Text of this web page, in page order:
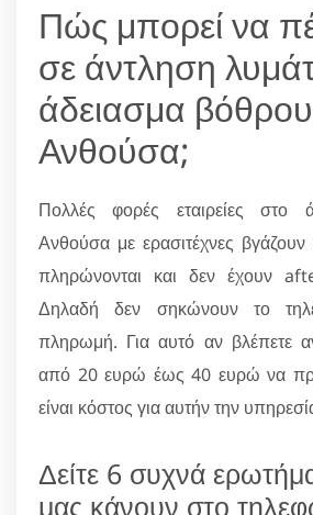
Πώς μπορεί να
σε άντληση
άδειασμα βόθρου
Ανθούσα;
Πολλές φορές εταιρείες στο
Ανθούσα με ερασιτέχνες βγάζουν
πληρώνονται και δεν έχουν
Δηλαδή δεν σηκώνουν το
πληρωμή. Για αυτό αν βλέπετε
από 20 ευρώ έως 40 ευρώ να
είναι κόστος για αυτήν την
Δείτε 6 συχνά
μας κάνουν στο